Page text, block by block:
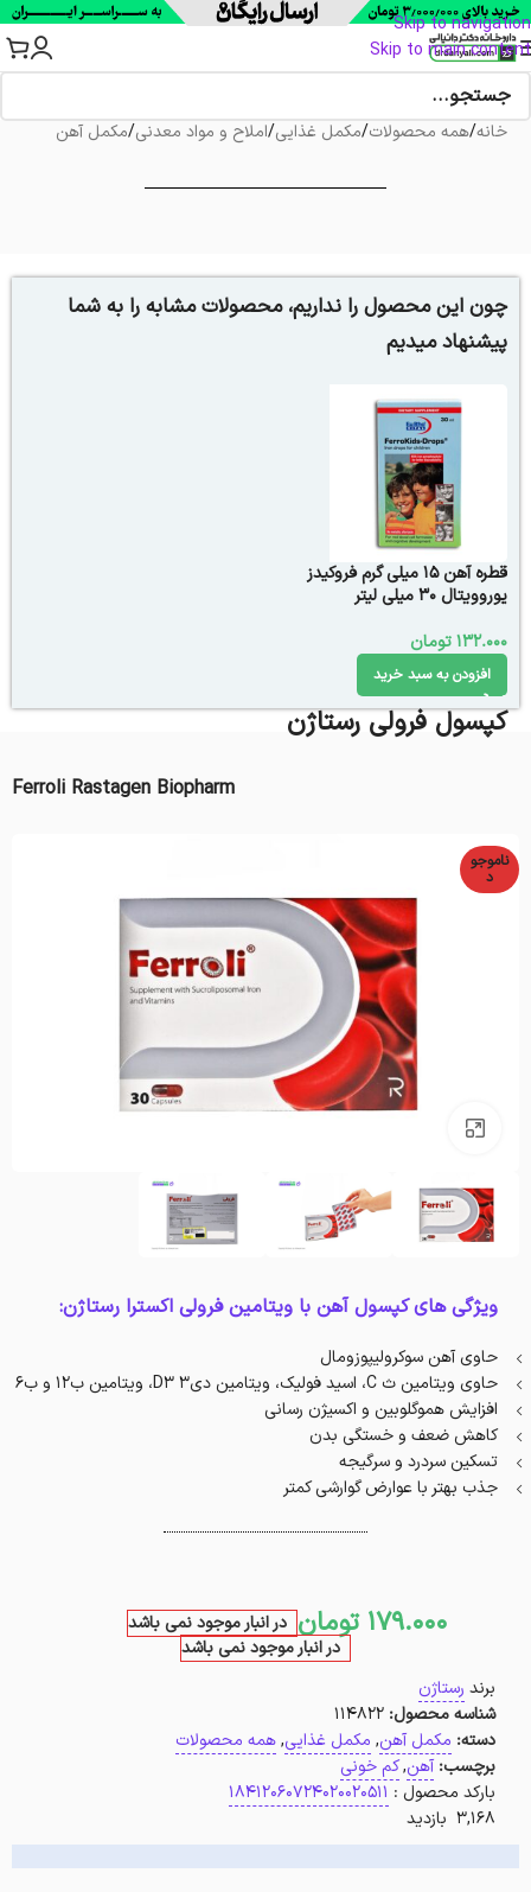
Skip to navigation
Skip to main content
خانه/همه محصولات/مکمل غذایی/املاح و مواد معدنی/مکمل آهن
چون این محصول را نداریم، محصولات مشابه را به شما
پیشنهاد میدیم
قطره آهن 15 میلی گرم فروکیدز
یوروویتال ۳۰ میلی لیتر
132.000تومان
افزودن به سبد خرید
کپسول فرولی رستاژن
Ferroli Rastagen Biopharm
ناموجو
د
ویژگی های کپسول آهن با ویتامین فرولی اکسترا رستاژن:
حاوی آهن سوکرولیپوزومال
حاوی ویتامین ث C، اسید فولیک، ویتامین دی۳ D3، ویتامین ب۱۲ و ب۶
افزایش هموگلوبین و اکسیژن رسانی
کاهش ضعف و خستگی بدن
تسکین سردرد و سرگیجه
جذب بهتر با عوارض گوارشی کمتر
179.000 تومان در انبار موجود نمی باشد
در انبار موجود نمی باشد
برند رستاژن
شناسه محصول: 114822
دسته: مکمل آهن, مکمل غذایی,همه محصولات
برچسب: آهن,کم خونی
بارکد محصول : 18412060724020020511
3,168 بازدید